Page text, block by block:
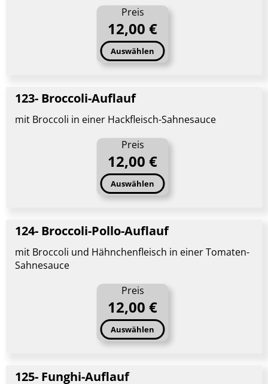
Preis
12,00 €
Auswählen
123- Broccoli-Auflauf
mit Broccoli in einer Hackfleisch-Sahnesauce
Preis
12,00 €
Auswählen
124- Broccoli-Pollo-Auflauf
mit Broccoli und Hähnchenfleisch in einer Tomaten-
Sahnesauce
Preis
12,00 €
Auswählen
125- Funghi-Auflauf